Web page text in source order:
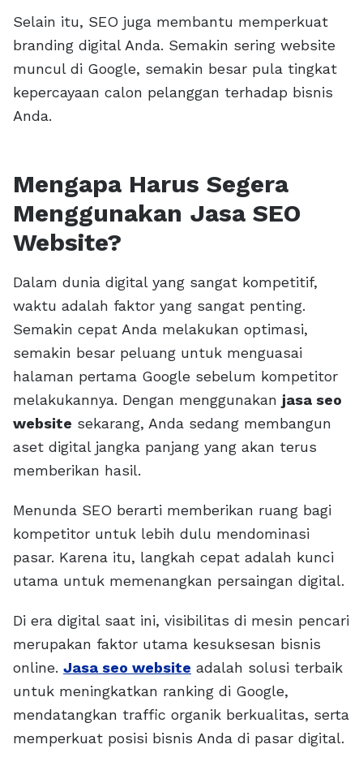
Selain itu, SEO juga membantu memperkuat
branding digital Anda. Semakin sering website
muncul di Google, semakin besar pula tingkat
kepercayaan calon pelanggan terhadap bisnis
Anda.
Mengapa Harus Segera
Menggunakan Jasa SEO
Website?
Dalam dunia digital yang sangat kompetitif,
waktu adalah faktor yang sangat penting.
Semakin cepat Anda melakukan optimasi,
semakin besar peluang untuk menguasai
halaman pertama Google sebelum kompetitor
melakukannya. Dengan menggunakan jasa seo
website sekarang, Anda sedang membangun
aset digital jangka panjang yang akan terus
memberikan hasil.
Menunda SEO berarti memberikan ruang bagi
kompetitor untuk lebih dulu mendominasi
pasar. Karena itu, langkah cepat adalah kunci
utama untuk memenangkan persaingan digital.
Di era digital saat ini, visibilitas di mesin pencari
merupakan faktor utama kesuksesan bisnis
online. Jasa seo website adalah solusi terbaik
untuk meningkatkan ranking di Google,
mendatangkan traffic organik berkualitas, serta
memperkuat posisi bisnis Anda di pasar digital.